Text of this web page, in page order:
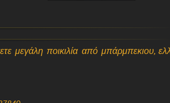
μεγάλη ποικιλία από μπάρμπεκιου,